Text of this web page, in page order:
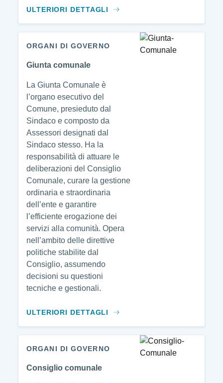
ULTERIORI DETTAGLI
ORGANI DI GOVERNO
Giunta comunale
La Giunta Comunale è
l’organo esecutivo del
Comune, presieduto dal
Sindaco e composto da
Assessori designati dal
Sindaco stesso. Ha la
responsabilità di attuare le
deliberazioni del Consiglio
Comunale, curare la gestione
ordinaria e straordinaria
dell’ente e garantire
l’efficiente erogazione dei
servizi alla comunità. Opera
nell’ambito delle direttive
politiche stabilite dal
Consiglio, assumendo
decisioni su questioni
tecniche e gestionali.
ULTERIORI DETTAGLI
ORGANI DI GOVERNO
Consiglio comunale